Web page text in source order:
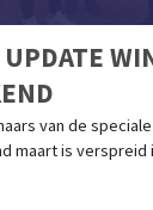
van de
maart is verspreid